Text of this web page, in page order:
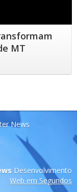
MT
News
Desenvolvimento
Web em Segundos